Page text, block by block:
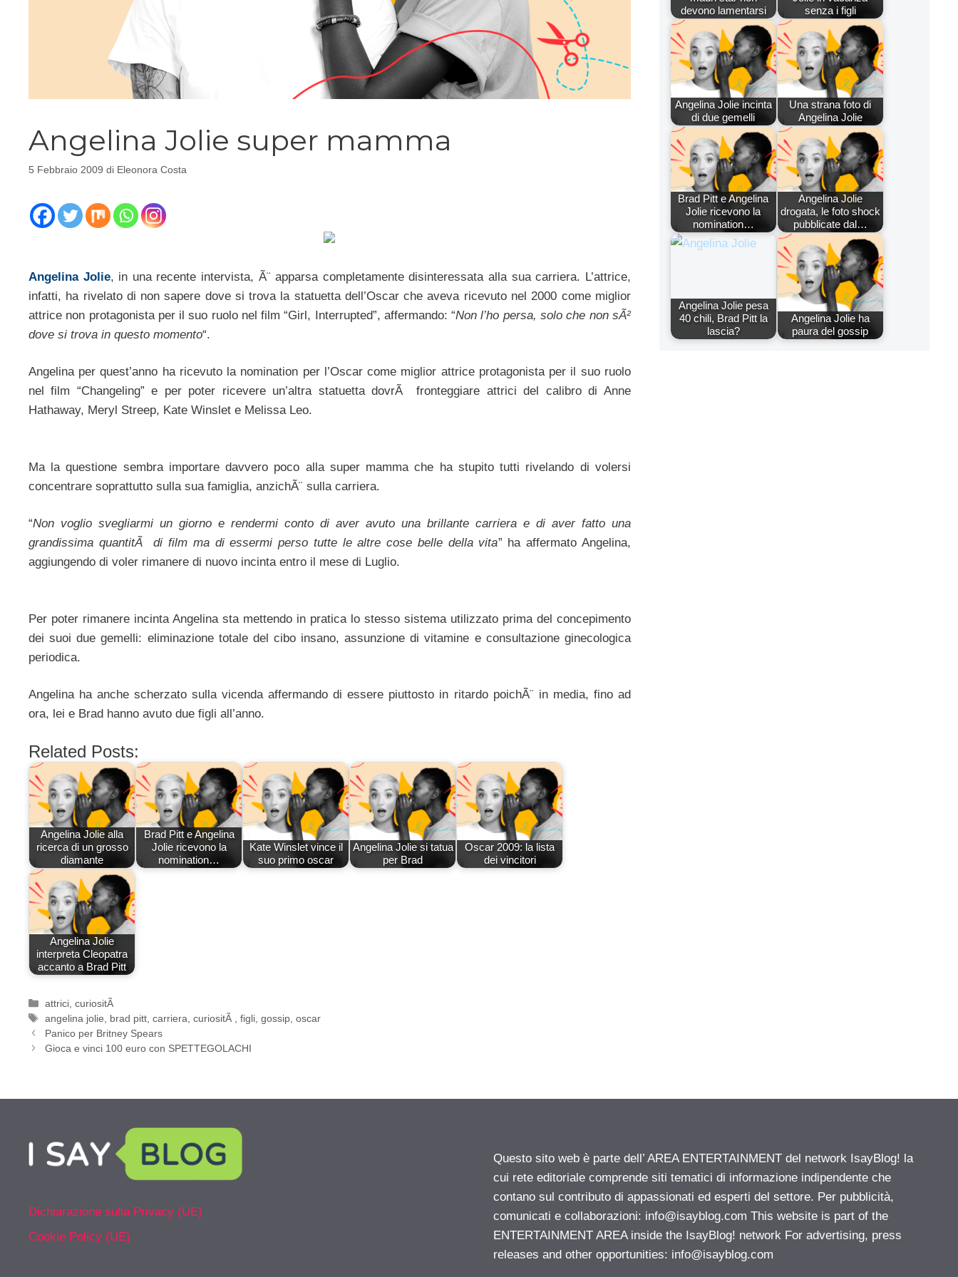
Angelina Jolie super mamma
5 Febbraio 2009 di Eleonora Costa
Angelina Jolie, in una recente intervista, Ã¨ apparsa completamente disinteressata alla sua carriera. L’attrice,
infatti, ha rivelato di non sapere dove si trova la statuetta dell’Oscar che aveva ricevuto nel 2000 come miglior
attrice non protagonista per il suo ruolo nel film “Girl, Interrupted”, affermando: “Non l’ho persa, solo che non sÃ²
dove si trova in questo momento“.
Angelina per quest’anno ha ricevuto la nomination per l’Oscar come miglior attrice protagonista per il suo ruolo
nel film “Changeling” e per poter ricevere un’altra statuetta dovrÃ fronteggiare attrici del calibro di Anne
Hathaway, Meryl Streep, Kate Winslet e Melissa Leo.
Ma la questione sembra importare davvero poco alla super mamma che ha stupito tutti rivelando di volersi
concentrare soprattutto sulla sua famiglia, anzichÃ¨ sulla carriera.
“Non voglio svegliarmi un giorno e rendermi conto di aver avuto una brillante carriera e di aver fatto una
grandissima quantitÃ di film ma di essermi perso tutte le altre cose belle della vita” ha affermato Angelina,
aggiungendo di voler rimanere di nuovo incinta entro il mese di Luglio.
Per poter rimanere incinta Angelina sta mettendo in pratica lo stesso sistema utilizzato prima del concepimento
dei suoi due gemelli: eliminazione totale del cibo insano, assunzione di vitamine e consultazione ginecologica
periodica.
Angelina ha anche scherzato sulla vicenda affermando di essere piuttosto in ritardo poichÃ¨ in media, fino ad
ora, lei e Brad hanno avuto due figli all’anno.
Related Posts:
Angelina Jolie alla
ricerca di un grosso
diamante
Brad Pitt e Angelina
Jolie ricevono la
nomination…
Kate Winslet vince il
suo primo oscar
Angelina Jolie si tatua
per Brad
Oscar 2009: la lista
dei vincitori
Angelina Jolie
interpreta Cleopatra
accanto a Brad Pitt
Categorie
attrici ,curiositÃ
Tag
angelina jolie brad pitt ,carriera ,curiositÃ ,figli ,gossip ,oscar
Panico per Britney Spears
Gioca e vinci 100 euro con SPETTEGOLACHI
devono lamentarsi
senza i figli
Angelina Jolie incinta
di due gemelli
Una strana foto di
Angelina Jolie
Brad Pitt e Angelina
Jolie ricevono la
nomination…
Angelina Jolie
drogata, le foto shock
pubblicate dal…
Angelina Jolie pesa
40 chili, Brad Pitt la
lascia?
Angelina Jolie ha
paura del gossip
Dichiarazione sulla Privacy (UE)
Cookie Policy (UE)
Questo sito web è parte dell’ AREA ENTERTAINMENT del network IsayBlog! la
cui rete editoriale comprende siti tematici di informazione indipendente che
contano sul contributo di appassionati ed esperti del settore. Per pubblicità,
comunicati e collaborazioni: info@isayblog.com This website is part of the
ENTERTAINMENT AREA inside the IsayBlog! network For advertising, press
releases and other opportunities: info@isayblog.com